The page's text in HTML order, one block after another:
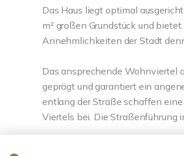
Das Haus liegt optimal
m² großen Grundstück und
Annehmlichkeiten der Stadt
Das ansprechende Wohnviertel
geprägt und garantiert ein
entlang der Straße schaffen
Viertels bei. Die Straßenführung
Die Wohnfläche von ca. 178